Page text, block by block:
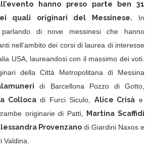
hanno preso parte ben 31
quali originari del Messinese. In
parlando di nove messinesi che hanno
nell’ambito dei corsi di laurea di interesse
USA, laureandosi con il massimo dei voti.
della Città Metropolitana di Messina
di Barcellona Pozzo di Gotto,
Collocadi Furci Siculo, Alice Crisà e
originarie di Patti, Martina Scaffidi
Provenzano di Giardini Naxos e
Valdina.